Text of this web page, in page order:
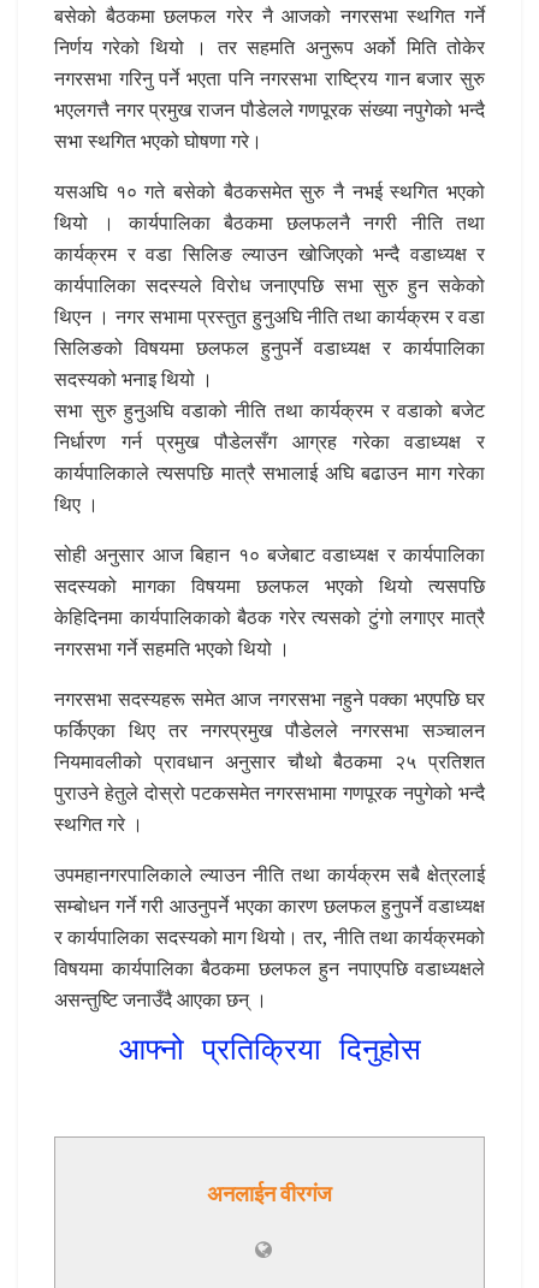
बसेको बैठकमा छलफल गरेर नै आजको नगरसभा स्थगित गर्ने
निर्णय गरेको थियो । तर सहमति अनुरूप अर्को मिति तोकेर
नगरसभा गरिनु पर्ने भएता पनि नगरसभा राष्ट्रिय गान बजार सुरु
भएलगत्तै नगर प्रमुख राजन पौडेलले गणपूरक संख्या नपुगेको भन्दै
सभा स्थगित भएको घोषणा गरे।
यसअघि १० गते बसेको बैठकसमेत सुरु नै नभई स्थगित भएको
थियो । कार्यपालिका बैठकमा छलफलनै नगरी नीति तथा
कार्यक्रम र वडा सिलिङ ल्याउन खोजिएको भन्दै वडाध्यक्ष र
कार्यपालिका सदस्यले विरोध जनाएपछि सभा सुरु हुन सकेको
थिएन । नगर सभामा प्रस्तुत हुनुअघि नीति तथा कार्यक्रम र वडा
सिलिङको विषयमा छलफल हुनुपर्ने वडाध्यक्ष र कार्यपालिका
सदस्यको भनाइ थियो ।
सभा सुरु हुनुअघि वडाको नीति तथा कार्यक्रम र वडाको बजेट
निर्धारण गर्न प्रमुख पौडेलसँग आग्रह गरेका वडाध्यक्ष र
कार्यपालिकाले त्यसपछि मात्रै सभालाई अघि बढाउन माग गरेका
थिए ।
सोही अनुसार आज बिहान १० बजेबाट वडाध्यक्ष र कार्यपालिका
सदस्यको मागका विषयमा छलफल भएको थियो त्यसपछि
केहिदिनमा कार्यपालिकाको बैठक गरेर त्यसको टुंगो लगाएर मात्रै
नगरसभा गर्ने सहमति भएको थियो ।
नगरसभा सदस्यहरू समेत आज नगरसभा नहुने पक्का भएपछि घर
फर्किएका थिए तर नगरप्रमुख पौडेलले नगरसभा सञ्चालन
नियमावलीको प्रावधान अनुसार चौथो बैठकमा २५ प्रतिशत
पुराउने हेतुले दोस्रो पटकसमेत नगरसभामा गणपूरक नपुगेको भन्दै
स्थगित गरे ।
उपमहानगरपालिकाले ल्याउन नीति तथा कार्यक्रम सबै क्षेत्रलाई
सम्बोधन गर्ने गरी आउनुपर्ने भएका कारण छलफल हुनुपर्ने वडाध्यक्ष
र कार्यपालिका सदस्यको माग थियो। तर, नीति तथा कार्यक्रमको
विषयमा कार्यपालिका बैठकमा छलफल हुन नपाएपछि वडाध्यक्षले
असन्तुष्टि जनाउँदै आएका छन् ।
आफ्नो प्रतिक्रिया दिनुहोस
अनलाईन वीरगंज